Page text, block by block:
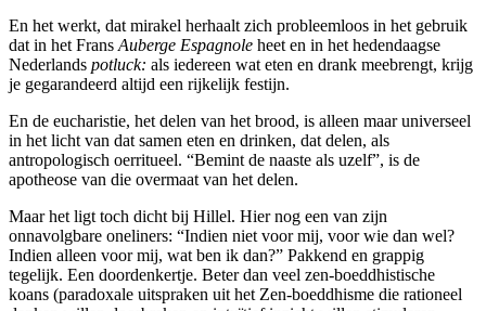
En het werkt, dat mirakel herhaalt zich probleemloos in het gebruik
dat in het FransAuberge Espagnole heet en in het hedendaagse
Nederlands potluck: als iedereen wat eten en drank meebrengt, krijg
je gegarandeerd altijd een rijkelijk festijn.
En de eucharistie, het delen van het brood, is alleen maar universeel
in het licht van dat samen eten en drinken, dat delen, als
antropologisch oerritueel. “Bemint de naaste als uzelf”, is de
apotheose van die overmaat van het delen.
Maar het ligt toch dicht bij Hillel. Hier nog een van zijn
onnavolgbare oneliners: “Indien niet voor mij, voor wie dan wel?
Indien alleen voor mij, wat ben ik dan?” Pakkend en grappig
tegelijk. Een doordenkertje. Beter dan veel zen-boeddhistische
koans (paradoxale uitspraken uit het Zen-boeddhisme die rationeel